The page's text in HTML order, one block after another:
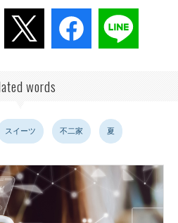
words
スイーツ 不二家 夏